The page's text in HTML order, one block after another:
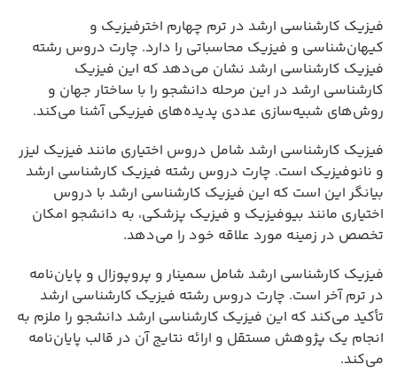
فیزیک کارشناسی ارشد در ترم چهارم اخترفیزیک و
کیهان‌شناسی و فیزیک محاسباتی را دارد. چارت دروس رشته
فیزیک کارشناسی ارشد نشان می‌دهد که این فیزیک
کارشناسی ارشد در این مرحله دانشجو را با ساختار جهان و
روش‌های شبیه‌سازی عددی پدیده‌های فیزیکی آشنا می‌کند.
فیزیک کارشناسی ارشد شامل دروس اختیاری مانند فیزیک لیزر
و نانوفیزیک است. چارت دروس رشته فیزیک کارشناسی ارشد
بیانگر این است که این فیزیک کارشناسی ارشد با دروس
اختیاری مانند بیوفیزیک و فیزیک پزشکی، به دانشجو امکان
تخصص در زمینه مورد علاقه خود را می‌دهد.
فیزیک کارشناسی ارشد شامل سمینار و پروپوزال و پایان‌نامه
در ترم آخر است. چارت دروس رشته فیزیک کارشناسی ارشد
تأکید می‌کند که این فیزیک کارشناسی ارشد دانشجو را ملزم به
انجام یک پژوهش مستقل و ارائه نتایج آن در قالب پایان‌نامه
می‌کند.